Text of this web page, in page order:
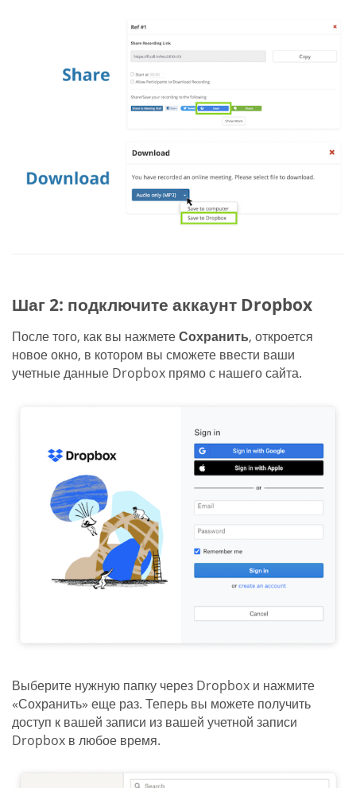
Шаг 2: подключите аккаунт Dropbox
После того, как вы нажметеСохранить, откроется
новое окно, в котором вы сможете ввести ваши
учетные данные Dropbox прямо с нашего сайта.
Выберите нужную папку через Dropbox и нажмите
«Сохранить» еще раз. Теперь вы можете получить
доступ к вашей записи из вашей учетной записи
Dropbox в любое время.